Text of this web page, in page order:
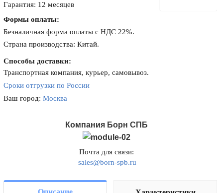
Гарантия: 12 месяцев
Формы оплаты:
Безналичная форма оплаты с НДС 22%.
Страна производства: Китай.
Способы доставки:
Транспортная компания, курьер, самовывоз.
Сроки отгрузки по России
Ваш город:Москва
Компания Борн СПБ
Почта для связи:
sales@born-spb.ru